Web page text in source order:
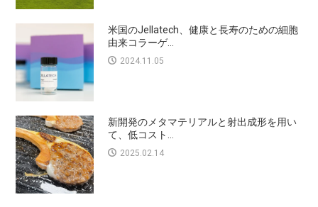
米国のJellatech、健康と長寿のための細胞
由来コラーゲ...
2024.11.05
新開発のメタマテリアルと射出成形を用い
て、低コスト...
2025.02.14